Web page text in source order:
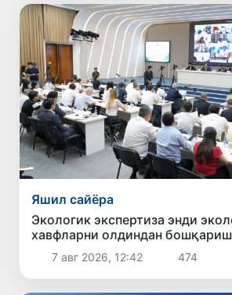
Яшил сайёра
Экологик экспертиза энди
хавфларни олдиндан
айланади
7 авг 2026, 12:42 474